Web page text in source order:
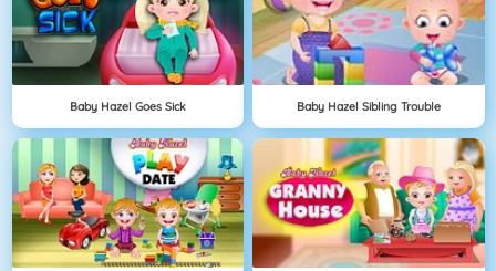
Baby Hazel Goes Sick Baby Hazel Sibling Trouble